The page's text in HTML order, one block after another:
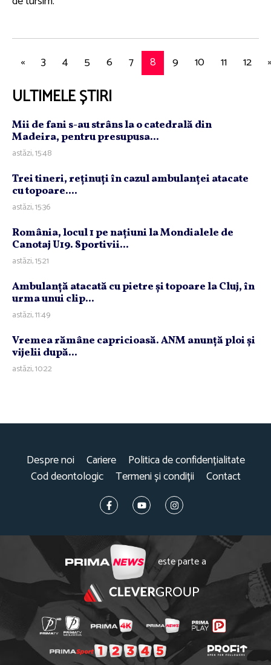
« 3 4 5 6 7 8 9 10 11 12
ULTIMELE ȘTIRI
Mii de fani s-au strâns la o catedrală din
Madeira, pentru presupusa...
astăzi, 15:48
Trei tineri, reţinuţi în cazul ambulanţei atacate
cu topoare....
astăzi, 15:36
România, locul 1 pe naţiuni la Mondialele de
Canotaj U19. Sportivii...
astăzi, 15:21
Ambulanţă atacată cu pietre şi topoare la Cluj, în
urma unui clip...
astăzi, 11:49
Vremea rămâne capricioasă. ANM anunţă ploi şi
vijelii după...
astăzi, 10:22
Despre noi Cariere
Politica de confidențialitate
Cod deontologic
Termeni și condiții Contact
este parte a